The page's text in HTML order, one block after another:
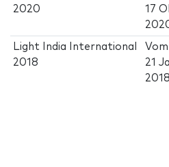
2020
17
Light India International
2018
21
2018